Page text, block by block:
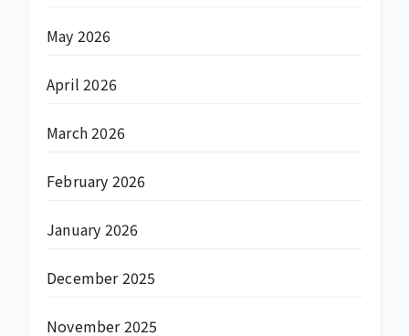
May 2026
April 2026
March 2026
February 2026
January 2026
December 2025
November 2025